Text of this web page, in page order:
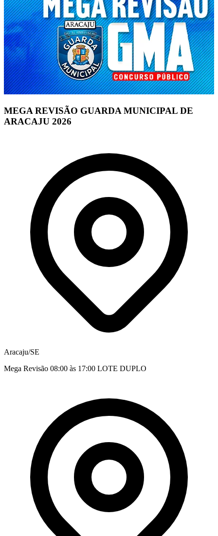
MEGA REVISÃO GUARDA MUNICIPAL DE
ARACAJU 2026
Aracaju/SE
Mega Revisão 08:00 às 17:00 LOTE DUPLO